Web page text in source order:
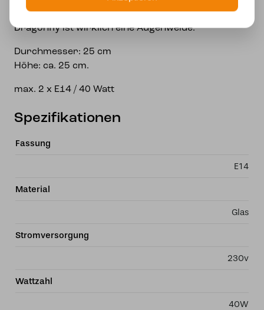
Diese wunderschöne Tiffany-Deckenleuchte
Dragonfly ist wirklich eine Augenweide.
Durchmesser: 25 cm
Höhe: ca. 25 cm.
max. 2 x E14 / 40 Watt
Spezifikationen
Fassung
E14
Material
Glas
Stromversorgung
230v
Wattzahl
40W